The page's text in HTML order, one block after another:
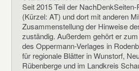
Seit 2015 Teil der
(Kürzel: AT) und dort mit anderen
Zusammenstellung der Hinweise
zuständig. Außerdem gehört er
des Oppermann-Verlages in
für regionale Blätter in Wunstorf,
Rübenberge und im Landkreis